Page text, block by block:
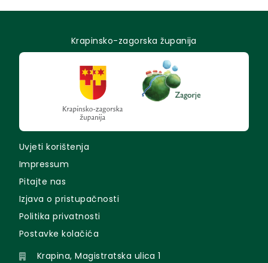
Krapinsko-zagorska županija
Uvjeti korištenja
Impressum
Pitajte nas
Izjava o pristupačnosti
Politika privatnosti
Postavke kolačića
Krapina, Magistratska ulica 1